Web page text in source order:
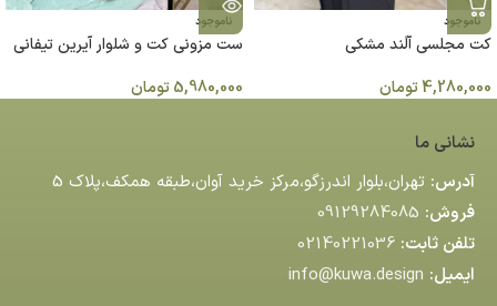
ناموجود
كت مجلسی آلَند مشکی
4,280,000تومان
ناموجود
ست مزونی کت و شلوار آیرین تیفانی
5,980,000تومان
نشانی ما
آدرس: تهران،بلوار اندرزگو،مركز خريد آوان،طبقه همكف،پلاك 5
فروش: 09129284085
تلفن ثابت: 02140221036
ایمیل: info@kuwa.design